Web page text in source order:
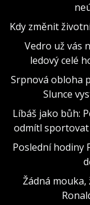
Kdy změnit
Vedro už vás
ledový celé
Srpnová obloha
Slunce
Líbáš jako bůh:
odmítl
Poslední hodiny
Žádná